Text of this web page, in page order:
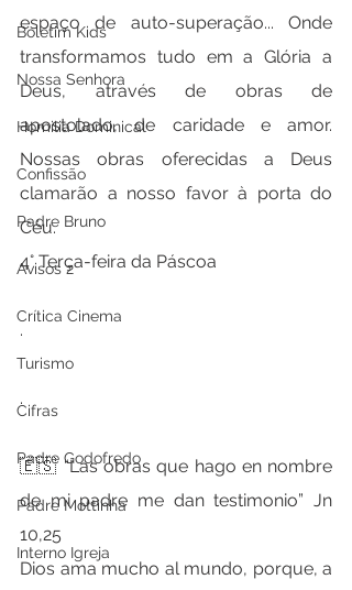
Boletim Kids
Nossa Senhora
Homilia Dominical
Confissão
Padre Bruno
Avisos 2
Crítica Cinema
Turismo
Cifras
Padre Godofredo
Padre Mottinha
Interno Igreja
espaço de auto-superação... Onde
transformamos tudo em a Glória a
Deus, através de obras de
apostolado, de caridade e amor.
Nossas obras oferecidas a Deus
clamarão a nosso favor à porta do
Céu.
4° Terça-feira da Páscoa
.
.
🇪🇸 “Las obras que hago en nombre
de mi padre me dan testimonio” Jn
10,25
Dios ama mucho al mundo, porque, a